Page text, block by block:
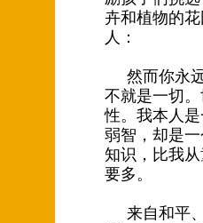
卉和植物的
人：
然而你永远
不就是一切
性。我本人
弱智，却是
知识，比我
要多。
来自和平、